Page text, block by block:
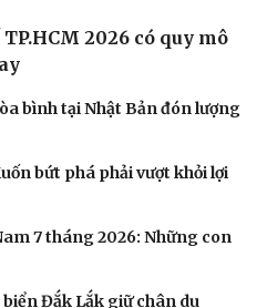
2026 có quy mô
bình tại Nhật Bản đón lượng
bứt phá phải vượt khỏi lợi
7 tháng 2026: Những con
Đắk Lắk giữ chân du